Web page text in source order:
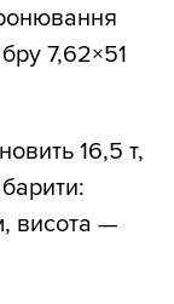
7,62×51
16,5 т,
висота —